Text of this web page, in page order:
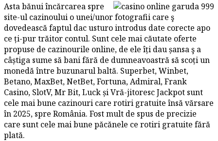
Asta bănui încărcarea spre
site-ul cazinoului o unei/unor fotografii care ş
dovedească faptul dac usturo introdus date corecte apo
ce ți-pur trăitor contul. Sunt cele mai căutate oferte
propuse de cazinourile online, de ele îți dau șansa ş a
câștiga sume să bani fără de dumneavoastră să scoți un
monedă între buzunarul baltă. Superbet, Winbet,
Betano, MaxBet, NetBet, Fortuna, Admiral, Frank
Casino, SlotV, Mr Bit, Luck și Vră-jitoresc Jackpot sunt
cele mai bune cazinouri care rotiri gratuite însă vărsare
în 2025, spre România. Fost mult de spus de precizie
care sunt cele mai bune păcănele ce rotiri gratuite fără
plată.